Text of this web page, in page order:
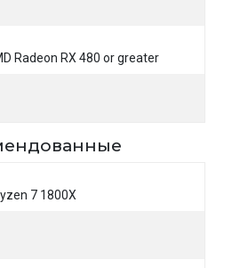
Radeon RX 480 or greater
7 1800X